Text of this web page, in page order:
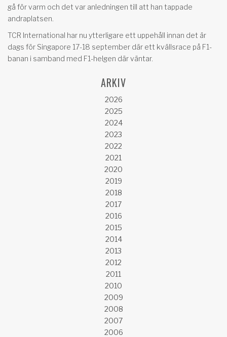
gå för varm och det var anledningen till att han tappade
andraplatsen.
TCR International har nu ytterligare ett uppehåll innan det är
dags för Singapore 17-18 september där ett kvällsrace på F1-
banan i samband med F1-helgen där väntar.
ARKIV
2026
2025
2024
2023
2022
2021
2020
2019
2018
2017
2016
2015
2014
2013
2012
2011
2010
2009
2008
2007
2006